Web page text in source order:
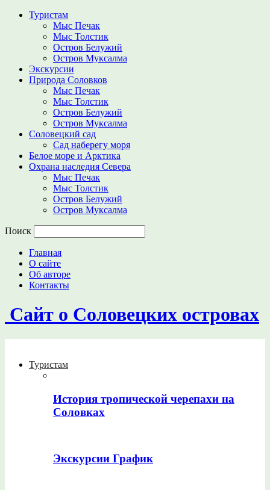
Туристам
Мыс Печак
Мыс Толстик
Остров Белужий
Остров Муксалма
Экскурсии
Природа Соловков
Мыс Печак
Мыс Толстик
Остров Белужий
Остров Муксалма
Соловецкий сад
Сад наберегу моря
Белое море и Арктика
Охрана наследия Севера
Мыс Печак
Мыс Толстик
Остров Белужий
Остров Муксалма
Поиск
Главная
О сайте
Об авторе
Контакты
Сайт о Соловецких островах
Туристам
История тропической черепахи на
Соловках
Экскурсии График